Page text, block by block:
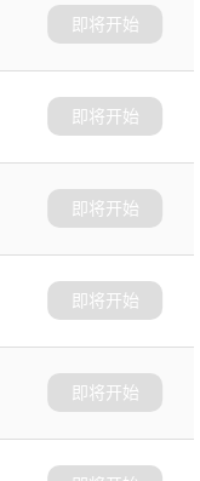
即将开始
即将开始
即将开始
即将开始
即将开始